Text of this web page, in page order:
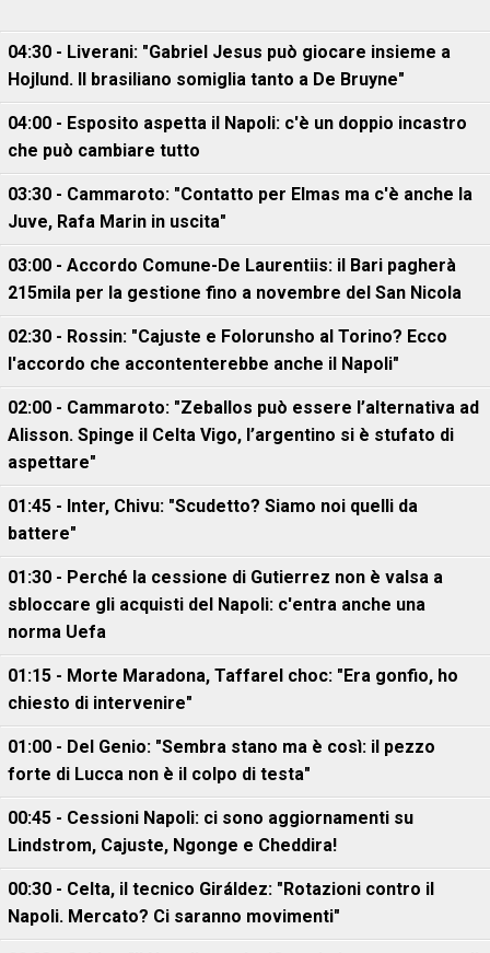
04:30 - Liverani: "Gabriel Jesus può giocare insieme a
Hojlund. Il brasiliano somiglia tanto a De Bruyne"
04:00 - Esposito aspetta il Napoli: c'è un doppio incastro
che può cambiare tutto
03:30 - Cammaroto: "Contatto per Elmas ma c'è anche la
Juve, Rafa Marin in uscita"
03:00 - Accordo Comune-De Laurentiis: il Bari pagherà
215mila per la gestione fino a novembre del San Nicola
02:30 - Rossin: "Cajuste e Folorunsho al Torino? Ecco
l'accordo che accontenterebbe anche il Napoli"
02:00 - Cammaroto: "Zeballos può essere l’alternativa ad
Alisson. Spinge il Celta Vigo, l’argentino si è stufato di
aspettare"
01:45 - Inter, Chivu: "Scudetto? Siamo noi quelli da
battere"
01:30 - Perché la cessione di Gutierrez non è valsa a
sbloccare gli acquisti del Napoli: c'entra anche una
norma Uefa
01:15 - Morte Maradona, Taffarel choc: "Era gonfio, ho
chiesto di intervenire"
01:00 - Del Genio: "Sembra stano ma è così: il pezzo
forte di Lucca non è il colpo di testa"
00:45 - Cessioni Napoli: ci sono aggiornamenti su
Lindstrom, Cajuste, Ngonge e Cheddira!
00:30 - Celta, il tecnico Giráldez: "Rotazioni contro il
Napoli. Mercato? Ci saranno movimenti"